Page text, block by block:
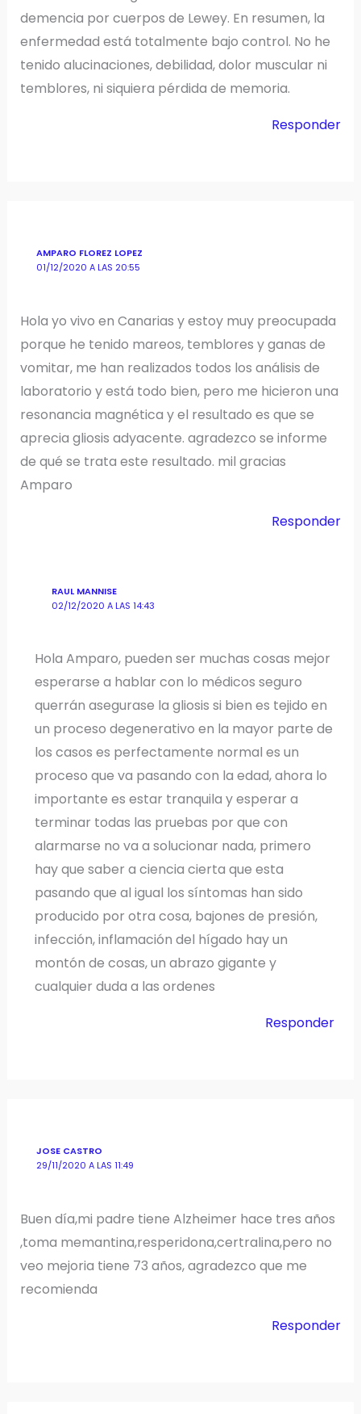
demencia por cuerpos de Lewey. En resumen, la
enfermedad está totalmente bajo control. No he
tenido alucinaciones, debilidad, dolor muscular ni
temblores, ni siquiera pérdida de memoria.
Responder
AMPARO FLOREZ LOPEZ
01/12/2020 A LAS 20:55
Hola yo vivo en Canarias y estoy muy preocupada
porque he tenido mareos, temblores y ganas de
vomitar, me han realizados todos los análisis de
laboratorio y está todo bien, pero me hicieron una
resonancia magnética y el resultado es que se
aprecia gliosis adyacente. agradezco se informe
de qué se trata este resultado. mil gracias
Amparo
Responder
RAUL MANNISE
02/12/2020 A LAS 14:43
Hola Amparo, pueden ser muchas cosas mejor
esperarse a hablar con lo médicos seguro
querrán asegurase la gliosis si bien es tejido en
un proceso degenerativo en la mayor parte de
los casos es perfectamente normal es un
proceso que va pasando con la edad, ahora lo
importante es estar tranquila y esperar a
terminar todas las pruebas por que con
alarmarse no va a solucionar nada, primero
hay que saber a ciencia cierta que esta
pasando que al igual los síntomas han sido
producido por otra cosa, bajones de presión,
infección, inflamación del hígado hay un
montón de cosas, un abrazo gigante y
cualquier duda a las ordenes
Responder
JOSE CASTRO
29/11/2020 A LAS 11:49
Buen día,mi padre tiene Alzheimer hace tres años
,toma memantina,resperidona,certralina,pero no
veo mejoria tiene 73 años, agradezco que me
recomienda
Responder